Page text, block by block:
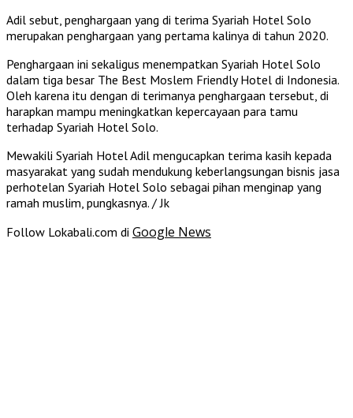
Adil sebut, penghargaan yang di terima Syariah Hotel Solo
merupakan penghargaan yang pertama kalinya di tahun 2020.
Penghargaan ini sekaligus menempatkan Syariah Hotel Solo
dalam tiga besar The Best Moslem Friendly Hotel di Indonesia.
Oleh karena itu dengan di terimanya penghargaan tersebut, di
harapkan mampu meningkatkan kepercayaan para tamu
terhadap Syariah Hotel Solo.
Mewakili Syariah Hotel Adil mengucapkan terima kasih kepada
masyarakat yang sudah mendukung keberlangsungan bisnis jasa
perhotelan Syariah Hotel Solo sebagai pihan menginap yang
ramah muslim, pungkasnya. / Jk
Follow Lokabali.com di Google News